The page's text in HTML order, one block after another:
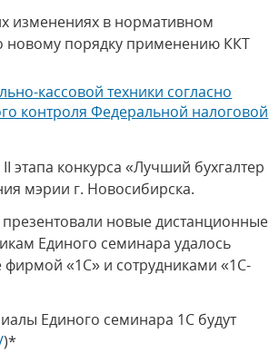
изменениях в нормативном
новому порядку применению ККТ
кассовой техники согласно
контроля Федеральной налоговой
этапа конкурса «Лучший бухгалтер
мэрии г. Новосибирска.
новые дистанционные
Единого семинара удалось
фирмой «1С» и сотрудниками «1С-
Единого семинара 1С будут
)*